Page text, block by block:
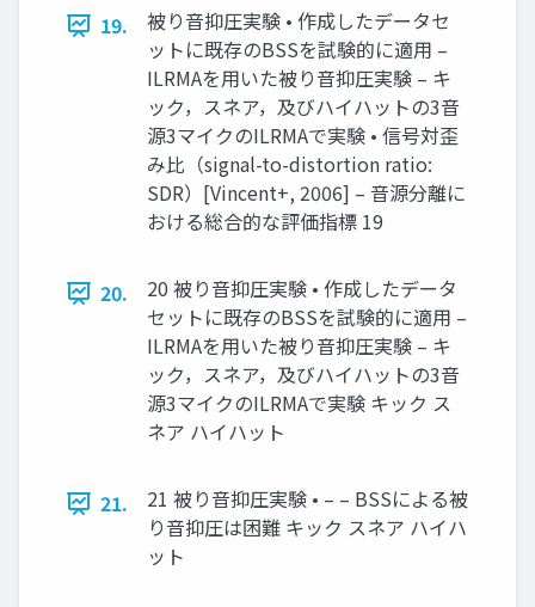
19.
被り音抑圧実験 • 作成したデータセ
ットに既存のBSSを試験的に適用 –
ILRMAを用いた被り音抑圧実験 – キ
ック，スネア，及びハイハットの3音
源3マイクのILRMAで実験 • 信号対歪
み比（signal-to-distortion ratio:
SDR）[Vincent+, 2006] – 音源分離に
おける総合的な評価指標 19
20.
20 被り音抑圧実験 • 作成したデータ
セットに既存のBSSを試験的に適用 –
ILRMAを用いた被り音抑圧実験 – キ
ック，スネア，及びハイハットの3音
源3マイクのILRMAで実験 キック ス
ネア ハイハット
21.
21 被り音抑圧実験 • – – BSSによる被
り音抑圧は困難 キック スネア ハイハ
ット